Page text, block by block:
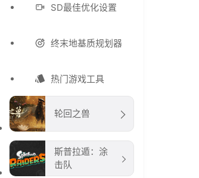
SD最佳优化设置
终末地基质规划器
热门游戏工具
轮回之兽
斯普拉遁：涂
击队